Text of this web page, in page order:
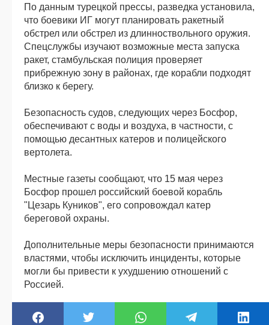
По данным турецкой прессы, разведка установила,
что боевики ИГ могут планировать ракетный
обстрел или обстрел из длинноствольного оружия.
Спецслужбы изучают возможные места запуска
ракет, стамбульская полиция проверяет
прибрежную зону в районах, где корабли подходят
близко к берегу.
Безопасность судов, следующих через Босфор,
обеспечивают с воды и воздуха, в частности, с
помощью десантных катеров и полицейского
вертолета.
Местные газеты сообщают, что 15 мая через
Босфор прошел российский боевой корабль
"Цезарь Куников", его сопровождал катер
береговой охраны.
Дополнительные меры безопасности принимаются
властями, чтобы исключить инциденты, которые
могли бы привести к ухудшению отношений с
Россией.